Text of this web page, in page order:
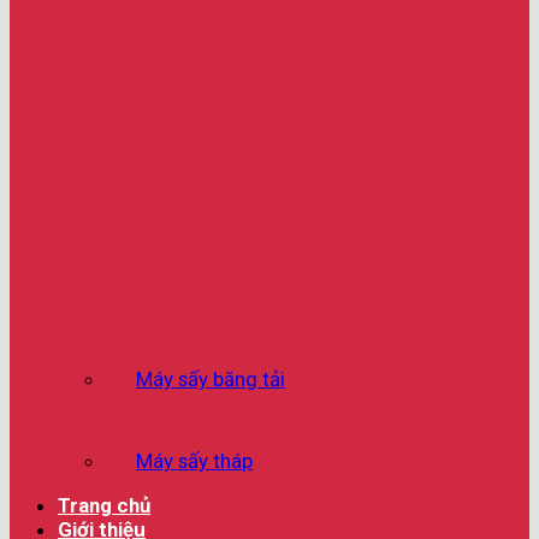
Máy sấy băng tải
Máy sấy tháp
Trang chủ
Giới thiệu